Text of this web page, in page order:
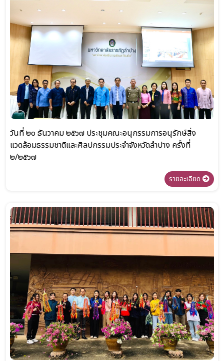
วันที่ ๒๐ ธันวาคม ๒๕๖๗ ประชุมคณะอนุกรรมการอนุรักษ์สิ่ง
แวดล้อมธรรมชาติและศิลปกรรมประจำจังหวัดลำปาง ครั้งที่
๒/๒๕๖๗
รายละเอียด